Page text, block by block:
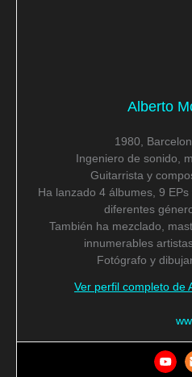
Alberto
1980,
Ingeniero de sonido,
Guitarrista y
Ha lanzado 4 álbumes, 9
diferentes
También ha mezclado,
innumerables
Fotógrafo y
Ver perfil completo de